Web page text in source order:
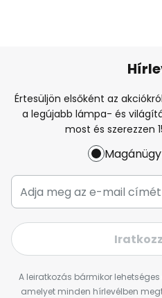
Értesüljön elsőként az
a legújabb lámpa- és
most és szerezzen
A leiratkozás bármikor
amelyet minden hírlevélben